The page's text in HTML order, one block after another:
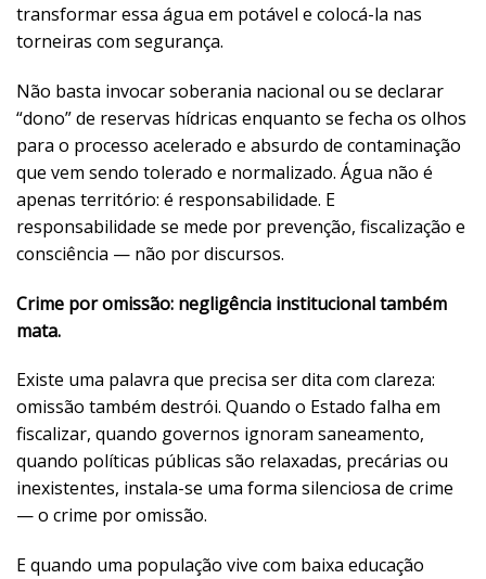
transformar essa água em potável e colocá-la nas
torneiras com segurança.
Não basta invocar soberania nacional ou se declarar
“dono” de reservas hídricas enquanto se fecha os olhos
para o processo acelerado e absurdo de contaminação
que vem sendo tolerado e normalizado. Água não é
apenas território: é responsabilidade. E
responsabilidade se mede por prevenção, fiscalização e
consciência — não por discursos.
Crime por omissão: negligência institucional também
mata.
Existe uma palavra que precisa ser dita com clareza:
omissão também destrói. Quando o Estado falha em
fiscalizar, quando governos ignoram saneamento,
quando políticas públicas são relaxadas, precárias ou
inexistentes, instala-se uma forma silenciosa de crime
— o crime por omissão.
E quando uma população vive com baixa educação